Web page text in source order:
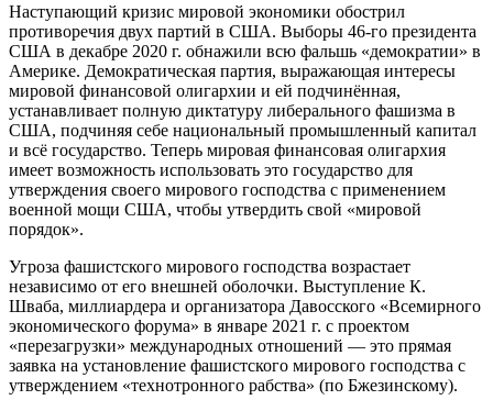
Наступающий кризис мировой экономики обострил
противоречия двух партий в США. Выборы 46-го президента
США в декабре 2020 г. обнажили всю фальшь «демократии» в
Америке. Демократическая партия, выражающая интересы
мировой финансовой олигархии и ей подчинённая,
устанавливает полную диктатуру либерального фашизма в
США, подчиняя себе национальный промышленный капитал
и всё государство. Теперь мировая финансовая олигархия
имеет возможность использовать это государство для
утверждения своего мирового господства с применением
военной мощи США, чтобы утвердить свой «мировой
порядок».
Угроза фашистского мирового господства возрастает
независимо от его внешней оболочки. Выступление К.
Шваба, миллиардера и организатора Давосского «Всемирного
экономического форума» в январе 2021 г. с проектом
«перезагрузки» международных отношений — это прямая
заявка на установление фашистского мирового господства с
утверждением «технотронного рабства» (по Бжезинскому).